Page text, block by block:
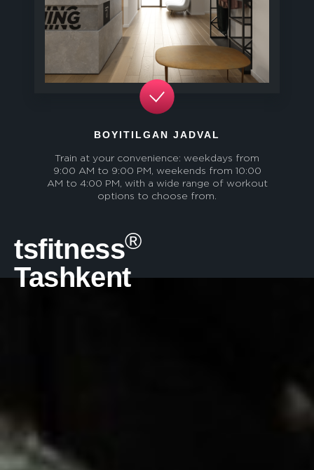
BOYITILGAN JADVAL
Train at your convenience: weekdays from
9:00 AM to 9:00 PM, weekends from 10:00
AM to 4:00 PM, with a wide range of workout
options to choose from.
tsfitness®
Tashkent